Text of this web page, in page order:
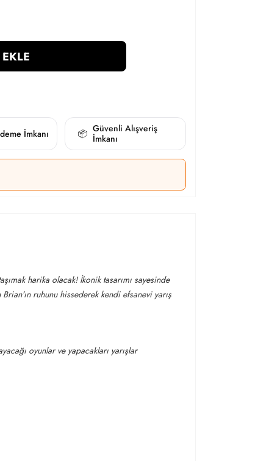
İmkanı 📦 Güvenli Alışveriş
İmkanı
harika olacak! İkonik tasarımı sayesinde
ruhunu hissederek kendi efsanevi yarış
oyunlar ve yapacakları yarışlar